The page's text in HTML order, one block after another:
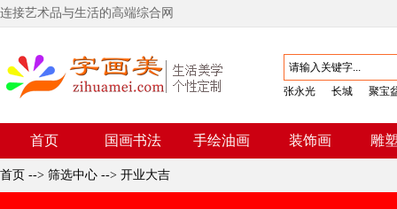
连接艺术品与生活的高端综合网
张永光 长城 聚宝
首页 国画书法 手绘油画 装饰画 雕
首页 --> 筛选中心 --> 开业大吉